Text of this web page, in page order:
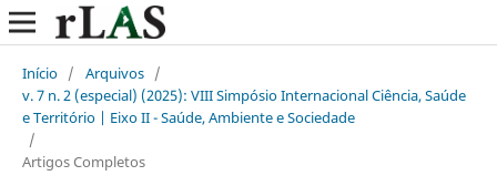
Início / Arquivos /
v. 7 n. 2 (especial) (2025): VIII Simpósio Internacional Ciência, Saúde
e Território | Eixo II - Saúde, Ambiente e Sociedade
/
Artigos Completos